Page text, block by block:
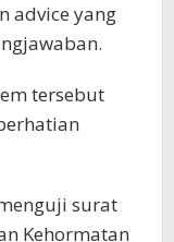
advice yang
tersebut
surat
Kehormatan